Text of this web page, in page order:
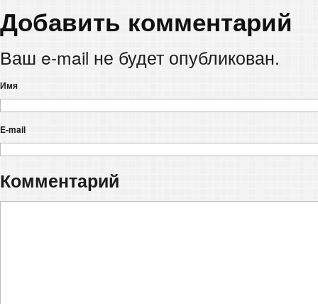
Добавить комментарий
Ваш e-mail не будет опубликован.
Имя
E-mail
Комментарий